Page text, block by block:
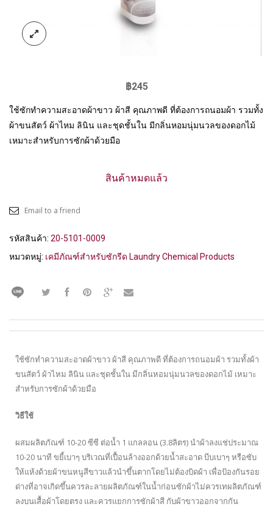
฿245
ใช้ซักทำความสะอาดผ้าขาว ผ้าสี คุณภาพดี ที่ต้องการถนอมผ้า รวมทั้ง
ผ้าขนสัตว์ ผ้าไหม ลินิน และชุดชั้นใน มีกลิ่นหอมนุ่มนวลของดอกไม้
เหมาะสำหรับการซักผ้าด้วยมือ
สินค้าหมดแล้ว
Email to a friend
รหัสสินค้า: 20-5101-0009
หมวดหมู่: เคมีภัณฑ์สำหรับซักรีด Laundry Chemical Products
ใช้ซักทำความสะอาดผ้าขาว ผ้าสี คุณภาพดี ที่ต้องการถนอมผ้า รวมทั้งผ้า
ขนสัตว์ ผ้าไหม ลินิน และชุดชั้นใน มีกลิ่นหอมนุ่มนวลของดอกไม้ เหมาะ
สำหรับการซักผ้าด้วยมือ
วิธีใช้
ผสมผลิตภัณฑ์ 10-20 ซีซี ต่อน้ำ 1 แกลลอน (3.8ลิตร) นำผ้าลงแช่ประมาณ
10-20 นาที ขยี้เบาๆ บริเวณที่เปื้อนล้างออกด้วยน้ำสะอาด บีบเบาๆ หรือซับ
ให้แห้งด้วยผ้าขนหนูสีขาวแล้วนำขึ้นตากโดยไม่ต้องบิดผ้า เพื่อป้องกันรอย
ด่างที่อาจเกิดขึ้นควรละลายผลิตภัณฑ์ในน้ำก่อนซักผ้าไม่ควรเทผลิตภัณฑ์
ลงบนเสื้อผ้าโดยตรง และควรแยกการซักผ้าสี กับผ้าขาวออกจากกัน